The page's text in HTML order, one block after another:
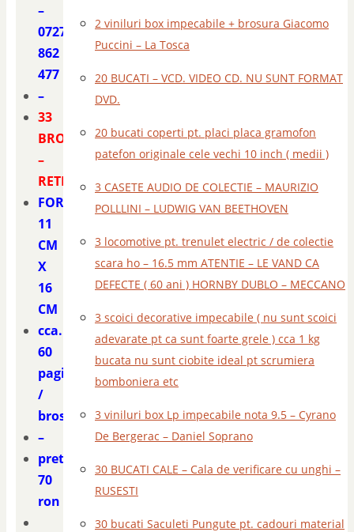
–
0727
862
477
–
33
BROSURI
–
RETETE
FORMAT
11
CM
X
16
CM
cca.
60
pagini
/
brosura
–
pret
70
ron
2 viniluri box impecabile + brosura Giacomo
Puccini – La Tosca
20 BUCATI – VCD. VIDEO CD. NU SUNT FORMAT
DVD.
20 bucati coperti pt. placi placa gramofon
patefon originale cele vechi 10 inch ( medii )
3 CASETE AUDIO DE COLECTIE – MAURIZIO
POLLLINI – LUDWIG VAN BEETHOVEN
3 locomotive pt. trenulet electric / de colectie
scara ho – 16.5 mm ATENTIE – LE VAND CA
DEFECTE ( 60 ani ) HORNBY DUBLO – MECCANO
3 scoici decorative impecabile ( nu sunt scoici
adevarate pt ca sunt foarte grele ) cca 1 kg
bucata nu sunt ciobite ideal pt scrumiera
bomboniera etc
3 viniluri box Lp impecabile nota 9.5 – Cyrano
De Bergerac – Daniel Soprano
30 BUCATI CALE – Cala de verificare cu unghi –
RUSESTI
30 bucati Saculeti Pungute pt. cadouri material